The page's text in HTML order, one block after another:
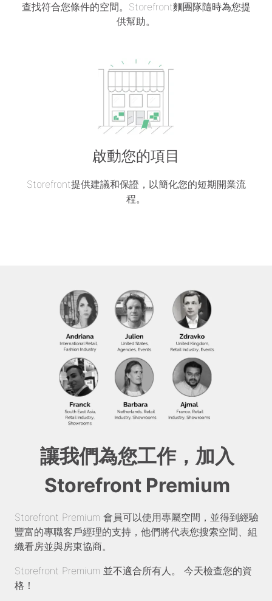
查找符合您條件的空間。Storefront麵團隊隨時為您提
供幫助。
啟動您的項目
Storefront提供建議和保證，以簡化您的短期開業流
程。
讓我們為您工作，加入
Storefront Premium
Storefront Premium 會員可以使用專屬空間，並得到經驗
豐富的專職客戶經理的支持，他們將代表您搜索空間、組
織看房並與房東協商。
Storefront Premium 並不適合所有人。 今天檢查您的資
格！